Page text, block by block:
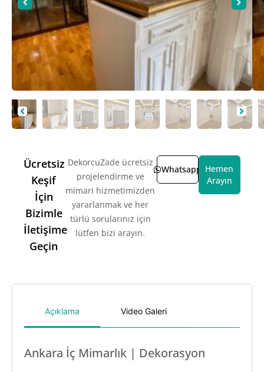
Ücretsiz
Keşif
İçin
Bizimle
İletişime
Geçin
DekorcuZade ücretsiz
projelendirme ve
mimari hizmetimizden
yararlanmak ve her
türlü sorularınız için
lütfen bizi arayın.
Whatsapp
Hemen
Arayın
Açıklama Video Galeri
Ankara İç Mimarlık | Dekorasyon